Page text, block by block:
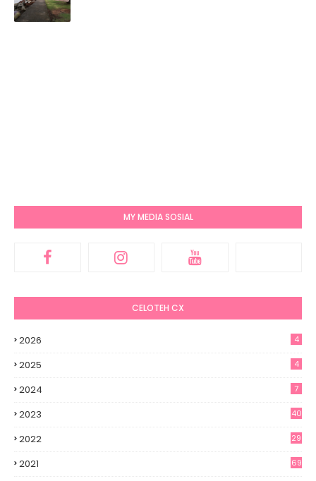
MY MEDIA SOSIAL
CELOTEH CX
2026 4
2025 4
2024 7
2023 40
2022 29
2021 69